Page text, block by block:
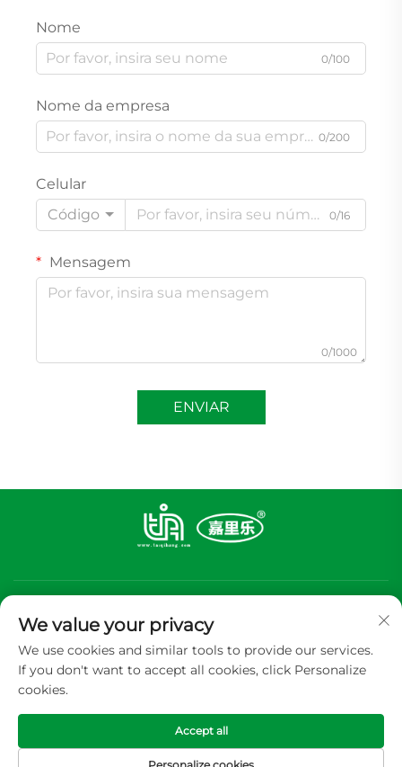
Nome
0/100
Nome da empresa
0/200
Celular
Código
0/16
Mensagem
0/1000
ENVIAR
Inscrever-se
Direitos autorais © 2026 GUANGDONG TIA ALUMINUM FOIL
PACKING CP.,LTD Todos os direitos - Política de Privacidade
We value your privacy
We use cookies and similar tools to provide our services.
If you don't want to accept all cookies, click Personalize
cookies.
Accept all